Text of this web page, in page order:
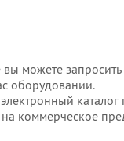
вы можете
оборудовании.
коммерческое